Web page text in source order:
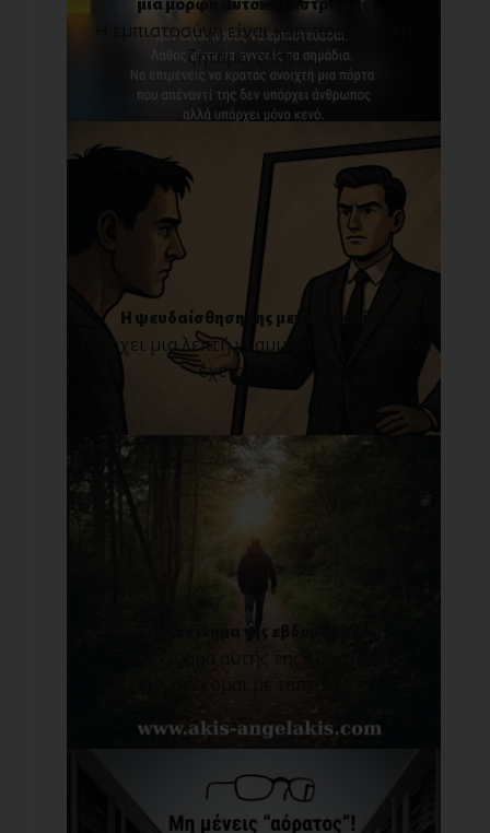
μια μορφή αυτοκαταστροφής
Η εμπιστοσύνη είναι κάτι που όλοι τη
ζητάμε, όλοι [...]
Η ψευδαίσθηση της μεγαλομανίας
Υπάρχει μια λεπτή γραμμή ανάμεσα στο να
έχεις αυτο[...]
Στο ξεκίνημα της εβδομάδας...
Στο ξεκίνημα αυτής της εβδομάδας,